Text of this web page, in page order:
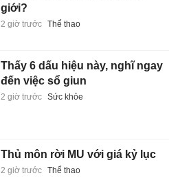
giới?
2 giờ trước Thể thao
Thấy 6 dấu hiệu này, nghĩ ngay
đến việc sổ giun
2 giờ trước Sức khỏe
Thủ môn rời MU với giá kỷ lục
2 giờ trước Thể thao